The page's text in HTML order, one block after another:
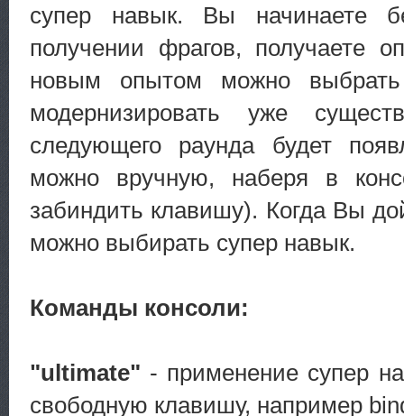
супер навык. Вы начинаете
получении фрагов, получаете
новым опытом можно
модернизировать уже
следующего раунда будет
можно вручную, наберя в
забиндить клавишу). Когда Вы
можно выбирать супер навык.
Команды консоли:
"ultimate" - применение супер
свободную клавишу, например